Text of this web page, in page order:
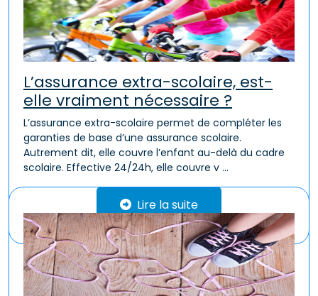
L’assurance extra-scolaire, est-
elle vraiment nécessaire ?
L’assurance extra-scolaire permet de compléter les
garanties de base d’une assurance scolaire.
Autrement dit, elle couvre l’enfant au-delà du cadre
scolaire. Effective 24/24h, elle couvre v ...
Lire la suite